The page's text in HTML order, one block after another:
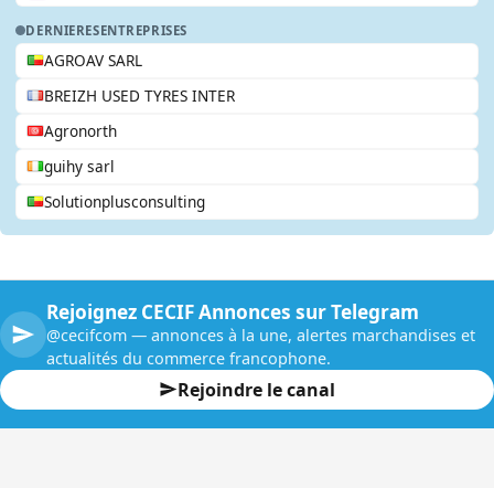
DERNIERESENTREPRISES
AGROAV SARL
BREIZH USED TYRES INTER
Agronorth
guihy sarl
Solutionplusconsulting
Rejoignez CECIF Annonces sur Telegram
@cecifcom — annonces à la une, alertes marchandises et
actualités du commerce francophone.
Rejoindre le canal